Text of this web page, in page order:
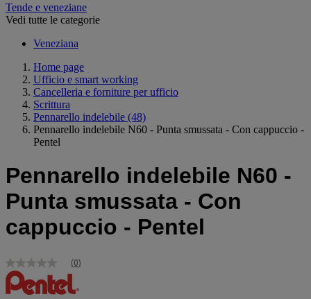
Tende e veneziane
Vedi tutte le categorie
Veneziana
Home page
Ufficio e smart working
Cancelleria e forniture per ufficio
Scrittura
Pennarello indelebile (48)
Pennarello indelebile N60 - Punta smussata - Con cappuccio -
Pentel
Pennarello indelebile N60 -
Punta smussata - Con
cappuccio - Pentel
Nessuna
valutazione
Stesso
(0)